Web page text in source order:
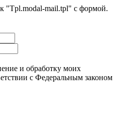
"Tpl.modal-mail.tpl" с формой.
и обработку моих
с Федеральным законом